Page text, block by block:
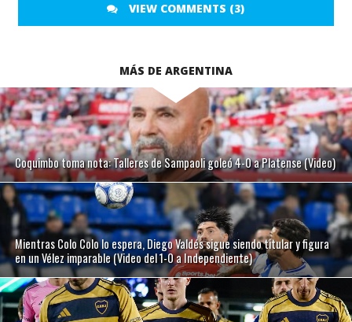
VIEW COMMENTS (3)
MÁS DE ARGENTINA
Coquimbo toma nota: Talleres de Sampaoli goleó 4-0 a Platense (Video)
Mientras Colo Colo lo espera, Diego Valdés sigue siendo titular y figura
en un Vélez imparable (Video del 1-0 a Independiente)